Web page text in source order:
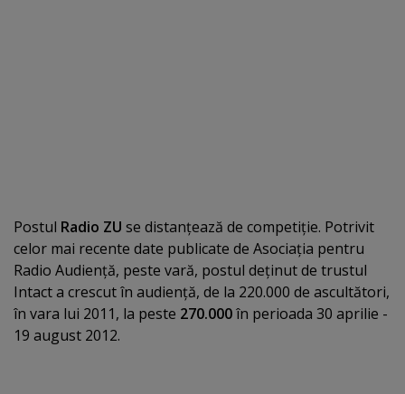
Postul Radio ZU se distanţează de competiţie. Potrivit
celor mai recente date publicate de Asociaţia pentru
Radio Audienţă, peste vară, postul deţinut de trustul
Intact a crescut în audienţă, de la 220.000 de ascultători,
în vara lui 2011, la peste 270.000în perioada 30 aprilie -
19 august 2012.